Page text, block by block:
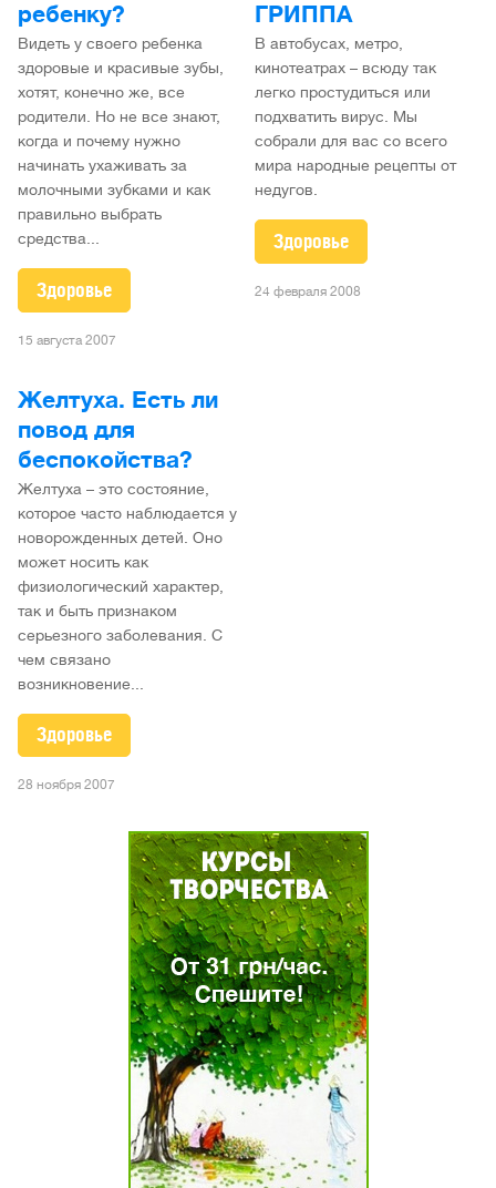
ребенку?
Видеть у своего ребенка
здоровые и красивые зубы,
хотят, конечно же, все
родители. Но не все знают,
когда и почему нужно
начинать ухаживать за
молочными зубками и как
правильно выбрать
средства...
Здоровье
15 августа 2007
ГРИППА
В автобусах, метро,
кинотеатрах – всюду так
легко простудиться или
подхватить вирус. Мы
собрали для вас со всего
мира народные рецепты от
недугов.
Здоровье
24 февраля 2008
Желтуха. Есть ли
повод для
беспокойства?
Желтуха – это состояние,
которое часто наблюдается у
новорожденных детей. Оно
может носить как
физиологический характер,
так и быть признаком
серьезного заболевания. С
чем связано
возникновение...
Здоровье
28 ноября 2007